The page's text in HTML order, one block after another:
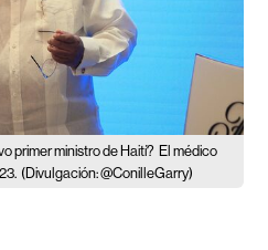
primer ministro de Haití? El médico
(Divulgación: @ConilleGarry)